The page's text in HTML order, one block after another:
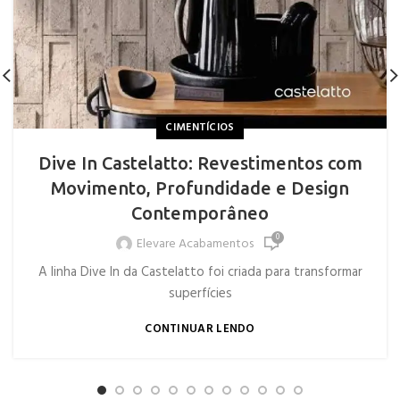
CIMENTÍCIOS
Dive In Castelatto: Revestimentos com
Movimento, Profundidade e Design
Contemporâneo
Elevare Acabamentos
0
A linha Dive In da Castelatto foi criada para transformar
superfícies
CONTINUAR LENDO